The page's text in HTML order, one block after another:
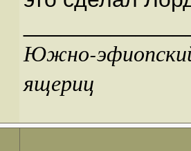
Южно-эфиопский
ящериц